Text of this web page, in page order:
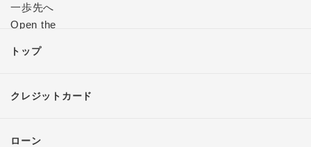
トップ
クレジットカード
ローン